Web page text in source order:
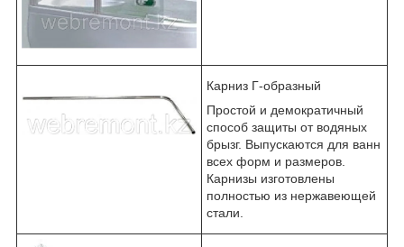
Карниз Г-образный
Простой и демократичный
способ защиты от водяных
брызг. Выпускаются для ванн
всех форм и размеров.
Карнизы изготовлены
полностью из нержавеющей
стали.